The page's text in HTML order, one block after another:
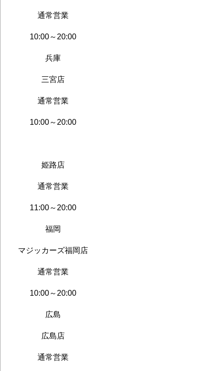
通常営業
10:00～20:00
兵庫
三宮店
通常営業
10:00～20:00
姫路店
通常営業
11:00～20:00
福岡
マジッカーズ福岡店
通常営業
10:00～20:00
広島
広島店
通常営業